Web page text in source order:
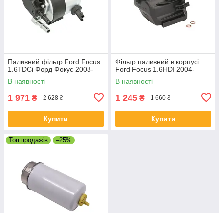
Паливний фільтр Ford Focus
1.6TDCi Форд Фокус 2008-
В наявності
1 971 ₴ 2 628 ₴
Купити
Фільтр паливний в корпусі
Ford Focus 1.6HDI 2004-
В наявності
1 245 ₴ 1 660 ₴
Купити
Топ продажів –25%